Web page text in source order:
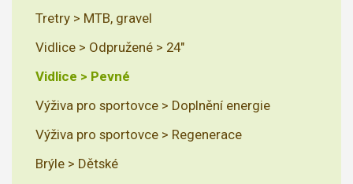
Tretry > MTB, gravel
Vidlice > Odpružené > 24"
Vidlice > Pevné
Výživa pro sportovce > Doplnění energie
Výživa pro sportovce > Regenerace
Brýle > Dětské